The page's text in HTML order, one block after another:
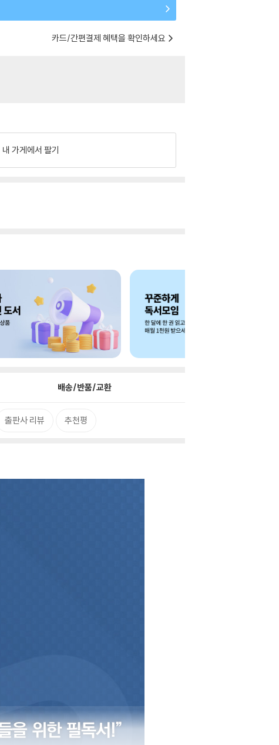
카드/간편결제 혜택을 확인하세요
내 가게에서 팔기
배송/반품/교환
출판사 리뷰 추천평